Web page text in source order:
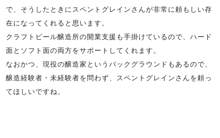
で、そうしたときにスペントグレインさんが非常に頼もしい存
在になってくれると思います。
クラフトビール醸造所の開業支援も手掛けているので、ハード
面とソフト面の両方をサポートしてくれます。
なおかつ、現役の醸造家というバックグラウンドもあるので、
醸造経験者・未経験者を問わず、スペントグレインさんを頼っ
てほしいですね。